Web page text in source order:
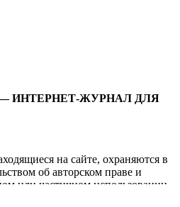
— ИНТЕРНЕТ-ЖУРНАЛ ДЛЯ
на сайте, охраняются в
об авторском праве и
или частичном использовании